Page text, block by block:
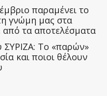
παραμένει το
γνώμη μας στα
από τα αποτελέσματα
ΣΥΡΙΖΑ: Το «παρών»
και ποιοι θέλουν